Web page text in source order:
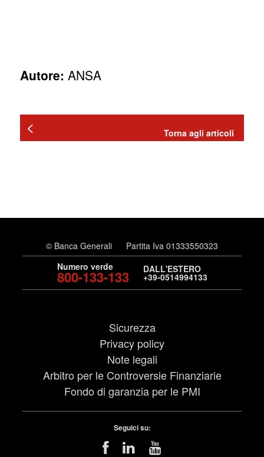
Autore: ANSA
Torna agli articoli
© Banca Generali
Partita Iva 01333550323
Numero verde
800-133-133 DALL'ESTERO
+39-0514994133
Sicurezza
Privacy policy
Note legali
Arbitro per le Controversie Finanziarie
Fondo di garanzia per le PMI
Seguici su: